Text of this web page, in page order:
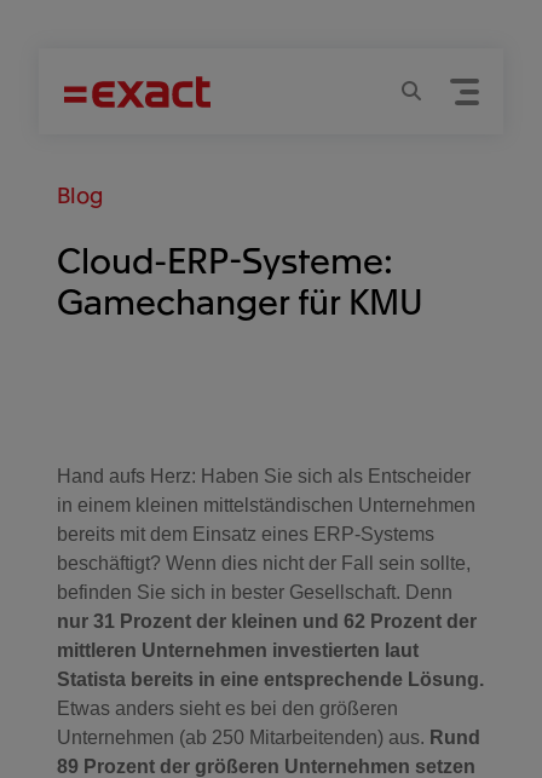
Menu
Suchen
Blog
Cloud-ERP-Systeme:
Gamechanger für KMU
Hand aufs Herz: Haben Sie sich als Entscheider
in einem kleinen mittelständischen Unternehmen
bereits mit dem Einsatz eines ERP-Systems
beschäftigt? Wenn dies nicht der Fall sein sollte,
befinden Sie sich in bester Gesellschaft. Denn
nur 31 Prozent der kleinen und 62 Prozent der
mittleren Unternehmen investierten laut
Statista bereits in eine entsprechende Lösung.
Etwas anders sieht es bei den größeren
Unternehmen (ab 250 Mitarbeitenden) aus. Rund
89 Prozent der größeren Unternehmen setzen